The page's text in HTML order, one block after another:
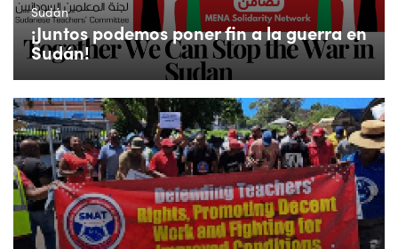
Sudán
¡Juntos podemos poner fin a la guerra en
Sudán!